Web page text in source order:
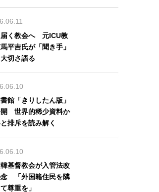
届く教会へ 元ICU教
平吉氏が「聞き手」
切さ語る
館「きりしたん版」
開 世界的稀少資料か
排斥を読み解く
基督教会が入管法改
念 「外国籍住民を隣
尊重を」